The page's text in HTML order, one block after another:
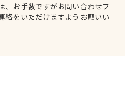
、お手数ですがお問い合わせフ
絡をいただけますようお願いい